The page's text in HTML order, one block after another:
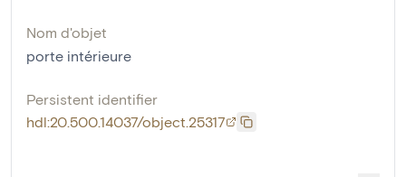
Nom d'objet
porte intérieure
Persistent identifier
hdl:20.500.14037/object.25317